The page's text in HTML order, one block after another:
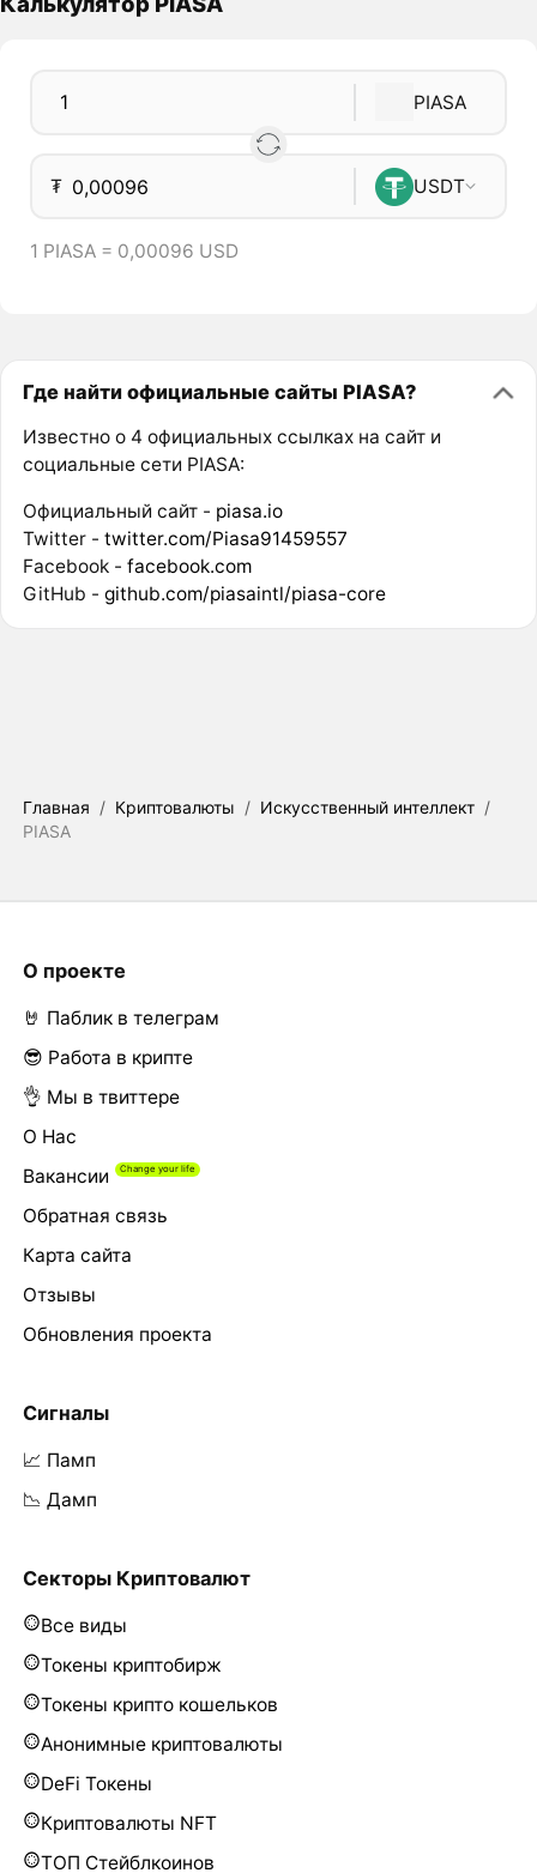
PIASA
₮ USDT
1 PIASA = 0,00096 USD
Где найти официальные сайты PIASA?
Известно о 4 официальных ссылках на сайт и
социальные сети PIASA:
Официальный сайт - piasa.io
Twitter - twitter.com/Piasa91459557
Facebook - facebook.com
GitHub - github.com/piasaintl/piasa-core
Главная / Криптовалюты / Искусственный интеллект /
PIASA
О проекте
🤘 Паблик в телеграм
😎 Работа в крипте
👌 Мы в твиттере
О Нас
Вакансии
Обратная связь
Карта сайта
Отзывы
Обновления проекта
Сигналы
📈 Памп
📉 Дамп
Секторы Криптовалют
Все виды
Токены криптобирж
Токены крипто кошельков
Анонимные криптовалюты
DeFi Токены
Криптовалюты NFT
ТОП Стейблкоинов